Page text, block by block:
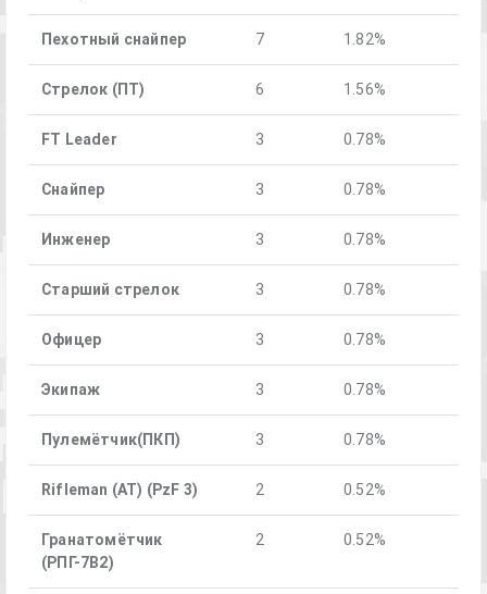
Пехотный снайпер 7 1.82%
Стрелок (ПТ) 6 1.56%
FT Leader 3 0.78%
Снайпер 3 0.78%
Инженер 3 0.78%
Старший стрелок 3 0.78%
Офицер 3 0.78%
Экипаж 3 0.78%
Пулемётчик(ПКП) 3 0.78%
Rifleman (AT) (PzF 3) 2 0.52%
Гранатомётчик
(РПГ-7В2)
2 0.52%